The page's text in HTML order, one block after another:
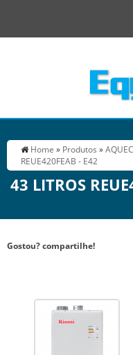
Home » Produtos »
REUE420FEAB - E42
43 LITROS
Gostou? compartilhe!